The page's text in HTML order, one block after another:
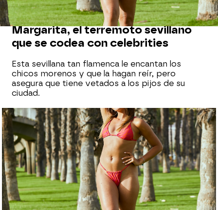
LOVE ISLAND
Margarita, el terremoto sevillano
que se codea con celebrities
Esta sevillana tan flamenca le encantan los
chicos morenos y que la hagan reír, pero
asegura que tiene vetados a los pijos de su
ciudad.
Love Island
Madrid
Actualizado:12 de junio de 2022, 21:34
Publicado:23 de mayo de 2022, 21:08
WhatsappFacebook
X Flipboard